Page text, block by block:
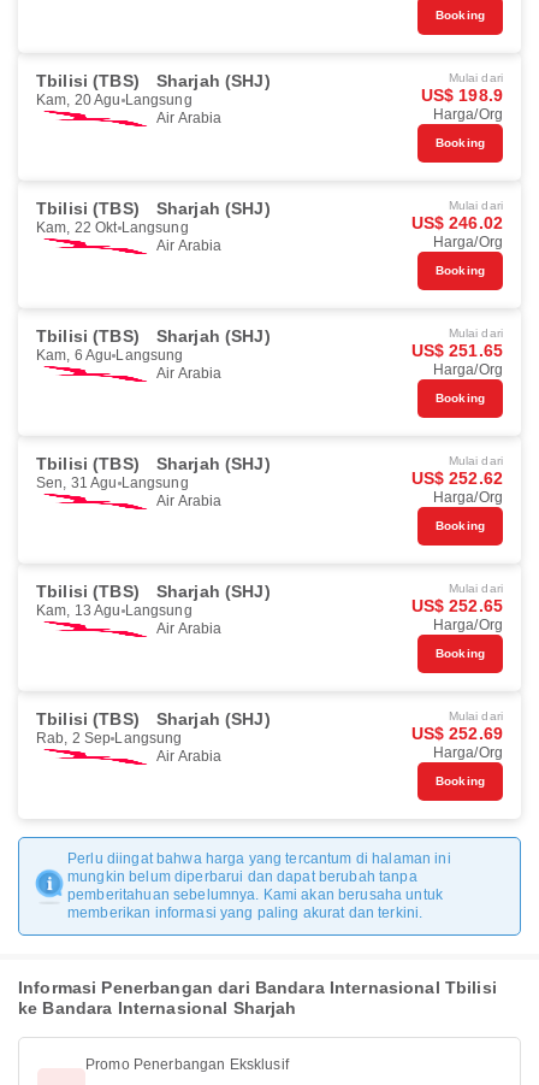
Booking
Tbilisi (TBS) Sharjah (SHJ)
Kam, 20 Agu Langsung
Air Arabia
Mulai dari
US$ 198.9
Harga/Org
Booking
Tbilisi (TBS) Sharjah (SHJ)
Kam, 22 Okt Langsung
Air Arabia
Mulai dari
US$ 246.02
Harga/Org
Booking
Tbilisi (TBS) Sharjah (SHJ)
Kam, 6 Agu Langsung
Air Arabia
Mulai dari
US$ 251.65
Harga/Org
Booking
Tbilisi (TBS) Sharjah (SHJ)
Sen, 31 Agu Langsung
Air Arabia
Mulai dari
US$ 252.62
Harga/Org
Booking
Tbilisi (TBS) Sharjah (SHJ)
Kam, 13 Agu Langsung
Air Arabia
Mulai dari
US$ 252.65
Harga/Org
Booking
Tbilisi (TBS) Sharjah (SHJ)
Rab, 2 Sep Langsung
Air Arabia
Mulai dari
US$ 252.69
Harga/Org
Booking
Perlu diingat bahwa harga yang tercantum di halaman ini
mungkin belum diperbarui dan dapat berubah tanpa
pemberitahuan sebelumnya. Kami akan berusaha untuk
memberikan informasi yang paling akurat dan terkini.
Informasi Penerbangan dari Bandara Internasional Tbilisi
ke Bandara Internasional Sharjah
Promo Penerbangan Eksklusif